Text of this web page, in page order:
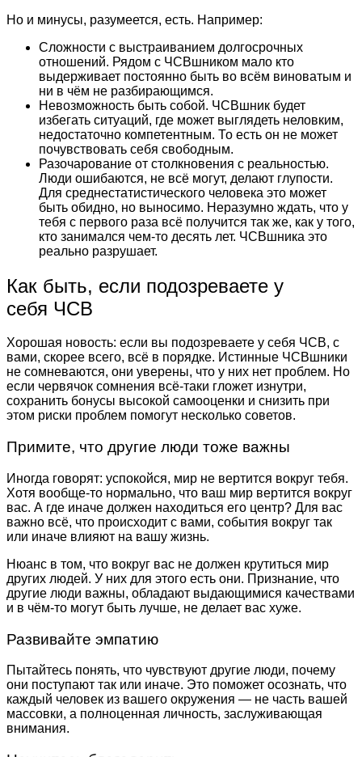
Но и минусы, разумеется, есть. Например:
Сложности с выстраиванием долгосрочных
отношений. Рядом с ЧСВшником мало кто
выдерживает постоянно быть во всём виноватым и
ни в чём не разбирающимся.
Невозможность быть собой. ЧСВшник будет
избегать ситуаций, где может выглядеть неловким,
недостаточно компетентным. То есть он не может
почувствовать себя свободным.
Разочарование от столкновения с реальностью.
Люди ошибаются, не всё могут, делают глупости.
Для среднестатистического человека это может
быть обидно, но выносимо. Неразумно ждать, что у
тебя с первого раза всё получится так же, как у того,
кто занимался чем-то десять лет. ЧСВшника это
реально разрушает.
Как быть, если подозреваете у
себя ЧСВ
Хорошая новость: если вы подозреваете у себя ЧСВ, с
вами, скорее всего, всё в порядке. Истинные ЧСВшники
не сомневаются, они уверены, что у них нет проблем. Но
если червячок сомнения всё-таки гложет изнутри,
сохранить бонусы высокой самооценки и снизить при
этом риски проблем помогут несколько советов.
Примите, что другие люди тоже важны
Иногда говорят: успокойся, мир не вертится вокруг тебя.
Хотя вообще-то нормально, что ваш мир вертится вокруг
вас. А где иначе должен находиться его центр? Для вас
важно всё, что происходит с вами, события вокруг так
или иначе влияют на вашу жизнь.
Нюанс в том, что вокруг вас не должен крутиться мир
других людей. У них для этого есть они. Признание, что
другие люди важны, обладают выдающимися качествами
и в чём-то могут быть лучше, не делает вас хуже.
Развивайте эмпатию
Пытайтесь понять, что чувствуют другие люди, почему
они поступают так или иначе. Это поможет осознать, что
каждый человек из вашего окружения — не часть вашей
массовки, а полноценная личность, заслуживающая
внимания.